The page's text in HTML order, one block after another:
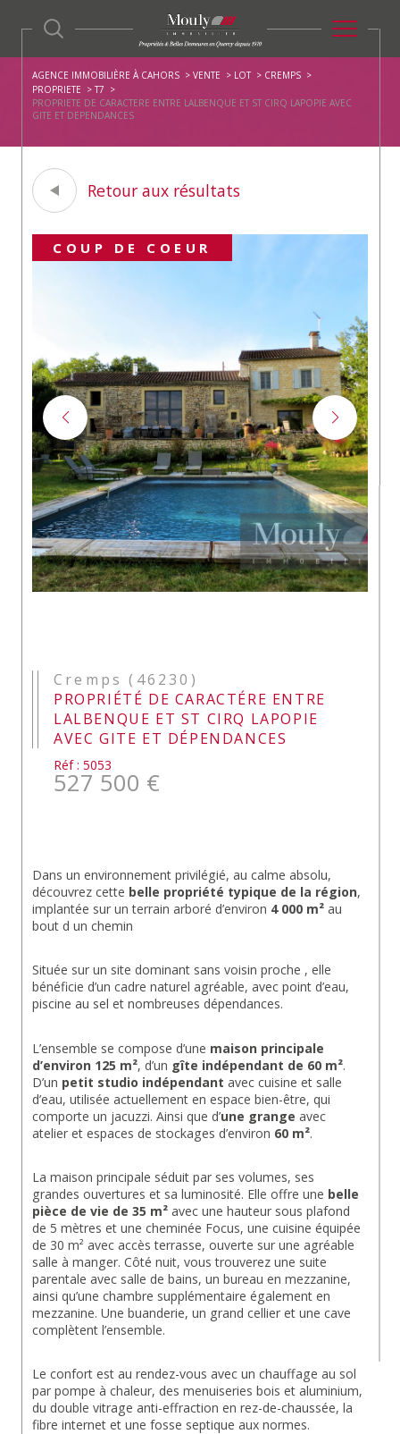
AGENCE IMMOBILIÈRE À CAHORS VENTE LOT
CREMPS
PROPRIETE
T7
PROPRIETE DE CARACTERE ENTRE LALBENQUE ET ST CIRQ LAPOPIE AVEC
GITE ET DEPENDANCES
Retour aux résultats
COUP DE COEUR
Cremps (46230)
PROPRIÉTÉ DE CARACTÉRE ENTRE
LALBENQUE ET ST CIRQ LAPOPIE
AVEC GITE ET DÉPENDANCES
Réf : 5053
527 500 €
Dans un environnement privilégié, au calme absolu,
découvrez cette belle propriété typique de la région,
implantée sur un terrain arboré d’environ 4 000 m² au
bout d un chemin
Située sur un site dominant sans voisin proche , elle
bénéficie d’un cadre naturel agréable, avec point d’eau,
piscine au sel et nombreuses dépendances.
L’ensemble se compose d’une maison principale
d’environ 125 m², d’un gîte indépendant de 60 m².
D’un petit studio indépendant avec cuisine et salle
d’eau, utilisée actuellement en espace bien-être, qui
comporte un jacuzzi. Ainsi que d’une grange avec
atelier et espaces de stockages d’environ 60 m².
La maison principale séduit par ses volumes, ses
grandes ouvertures et sa luminosité. Elle offre une belle
pièce de vie de 35 m² avec une hauteur sous plafond
de 5 mètres et une cheminée Focus, une cuisine équipée
de 30 m² avec accès terrasse, ouverte sur une agréable
salle à manger. Côté nuit, vous trouverez une suite
parentale avec salle de bains, un bureau en mezzanine,
ainsi qu’une chambre supplémentaire également en
mezzanine. Une buanderie, un grand cellier et une cave
complètent l’ensemble.
Le confort est au rendez-vous avec un chauffage au sol
par pompe à chaleur, des menuiseries bois et aluminium,
du double vitrage anti-effraction en rez-de-chaussée, la
fibre internet et une fosse septique aux normes.